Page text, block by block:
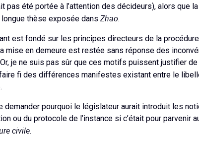
pas été portée à l’attention des décideurs), alors que
thèse exposée dans Zhao.
est fondé sur les principes directeurs de la
mise en demeure est restée sans réponse des
je ne suis pas sûr que ces motifs puissent justifier de
fi des différences manifestes existant entre le
demander pourquoi le législateur aurait introduit les
ou du protocole de l’instance si c’était pour parvenir
civile.